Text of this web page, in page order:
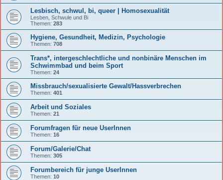
Lesbisch, schwul, bi, queer | Homosexualität
Lesben, Schwule und Bi
Themen: 283
Hygiene, Gesundheit, Medizin, Psychologie
Themen: 708
Trans*, intergeschlechtliche und nonbinäre Menschen im
Schwimmbad und beim Sport
Themen: 24
Missbrauch/sexualisierte Gewalt/Hassverbrechen
Themen: 401
Arbeit und Soziales
Themen: 21
Forumfragen für neue UserInnen
Themen: 16
Forum/Galerie/Chat
Themen: 305
Forumbereich für junge UserInnen
Themen: 10